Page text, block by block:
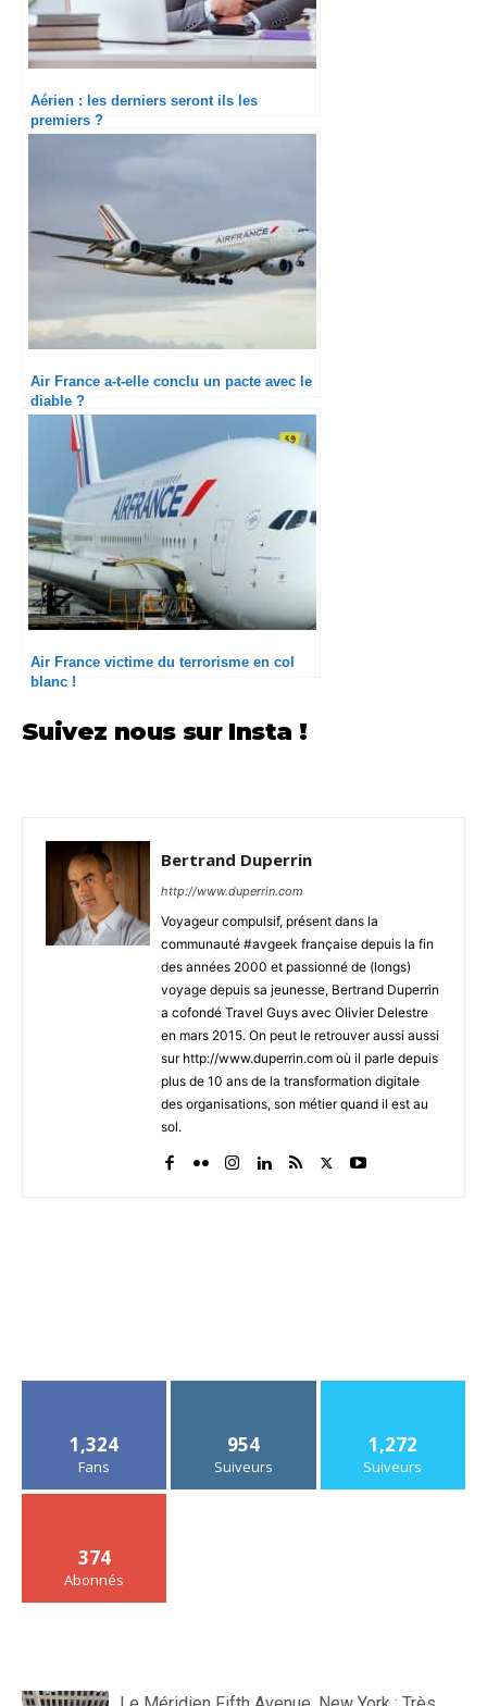
Aérien : les derniers seront ils les
premiers ?
Air France a-t-elle conclu un pacte avec le
diable ?
Air France victime du terrorisme en col
blanc !
Suivez nous sur Insta !
Bertrand Duperrin
http://www.duperrin.com
Voyageur compulsif, présent dans la
communauté #avgeek française depuis la fin
des années 2000 et passionné de (longs)
voyage depuis sa jeunesse, Bertrand Duperrin
a cofondé Travel Guys avec Olivier Delestre
en mars 2015. On peut le retrouver aussi aussi
sur http://www.duperrin.com où il parle depuis
plus de 10 ans de la transformation digitale
des organisations, son métier quand il est au
sol.
1,324
Fans
954
Suiveurs
1,272
Suiveurs
374
Abonnés